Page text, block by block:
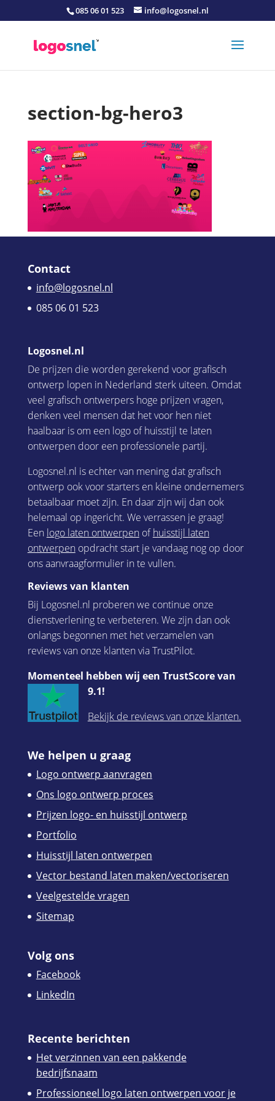
085 06 01 523 info@logosnel.nl
section-bg-hero3
Contact
info@logosnel.nl
085 06 01 523
Logosnel.nl
De prijzen die worden gerekend voor grafisch
ontwerp lopen in Nederland sterk uiteen. Omdat
veel grafisch ontwerpers hoge prijzen vragen,
denken veel mensen dat het voor hen niet
haalbaar is om een logo of huisstijl te laten
ontwerpen door een professionele partij.
Logosnel.nl is echter van mening dat grafisch
ontwerp ook voor starters en kleine ondernemers
betaalbaar moet zijn. En daar zijn wij dan ook
helemaal op ingericht. We verrassen je graag!
Een logo laten ontwerpenofhuisstijl laten
ontwerpenopdracht start je vandaag nog op door
ons aanvraagformulier in te vullen.
Reviews van klanten
Bij Logosnel.nl proberen we continue onze
dienstverlening te verbeteren. We zijn dan ook
onlangs begonnen met het verzamelen van
reviews van onze klanten via TrustPilot.
Momenteel hebben wij een TrustScore van
9.1!
Bekijk de reviews van onze klanten.
We helpen u graag
Logo ontwerp aanvragen
Ons logo ontwerp proces
Prijzen logo- en huisstijl ontwerp
Portfolio
Huisstijl laten ontwerpen
Vector bestand laten maken/vectoriseren
Veelgestelde vragen
Sitemap
Volg ons
Facebook
LinkedIn
Recente berichten
Het verzinnen van een pakkende
bedrijfsnaam
Professioneel logo laten ontwerpen voor je